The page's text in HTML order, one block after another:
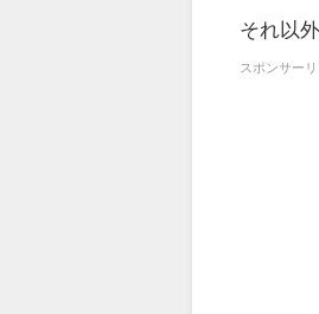
それ以
スポンサーリ